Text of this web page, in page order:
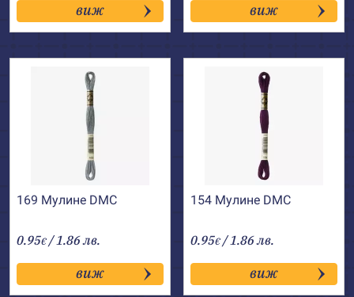
виж виж
169 Мулине DMC
0.95€ / 1.86 лв.
виж
154 Мулине DMC
0.95€ / 1.86 лв.
виж